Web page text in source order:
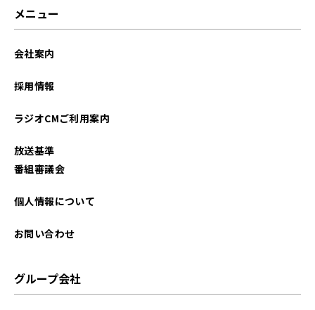
2023年08月
2022年11月
メニュー
会社案内
採用情報
ラジオCMご利用案内
放送基準
番組審議会
個人情報について
お問い合わせ
グループ会社